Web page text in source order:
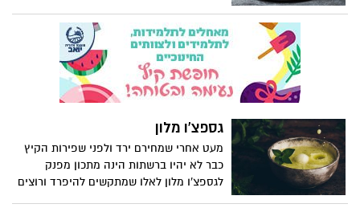
יבשים.
גספצ'ו מלון
מעט אחרי שמחירם ירד ולפני שפירות הקיץ
כבר לא יהיו ברשתות הינה מתכון מפנק
לגספצ'ו מלון לאלו שמתקשים להיפרד ורוצים